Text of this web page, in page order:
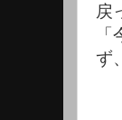
戻
ず